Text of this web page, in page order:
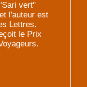
vert"
l'auteur est
Lettres.
le Prix